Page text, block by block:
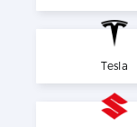
Tesla